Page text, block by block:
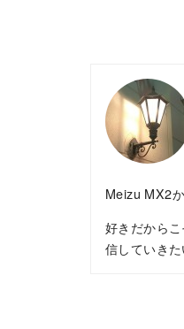
Meizu MX2
好きだから
信していきた